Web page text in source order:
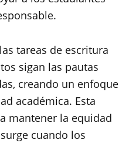
tareas de escritura
sigan las pautas
creando un enfoque
académica. Esta
mantener la equidad
cuando los